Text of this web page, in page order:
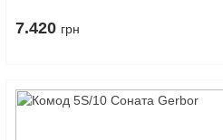
7.420 грн